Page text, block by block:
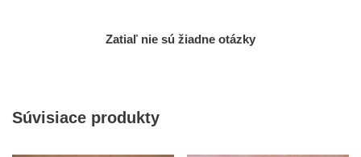
Zatiaľ nie sú žiadne otázky
Súvisiace produkty